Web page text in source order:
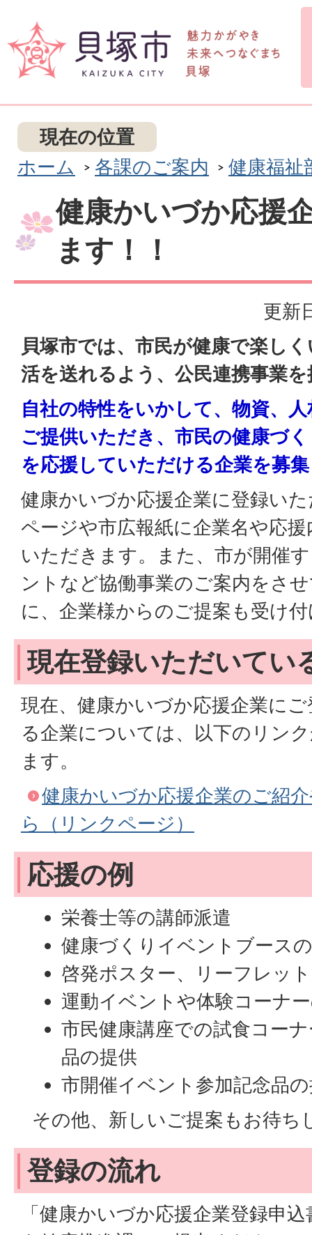
現在の位置
ホーム
各課のご案内 健康福祉
健康かいづか応援
ます！！
更新
貝塚市では、市民が健康で楽し
活を送れるよう、公民連携事業
自社の特性をいかして、物資、
ご提供いただき、市民の健康づ
を応援していただける企業を募
健康かいづか応援企業に登録い
ページや市広報紙に企業名や応
いただきます。また、市が開催
ントなど協働事業のご案内をさ
に、企業様からのご提案も受け
現在登録いただいてい
現在、健康かいづか応援企業に
る企業については、以下のリン
ます。
健康かいづか応援企業のご紹
ら（リンクページ）
応援の例
栄養士等の講師派遣
健康づくりイベントブース
啓発ポスター、リーフレッ
運動イベントや体験コーナ
市民健康講座での試食コー
品の提供
市開催イベント参加記念品
その他、新しいご提案もお待ち
登録の流れ
「健康かいづか応援企業登録申